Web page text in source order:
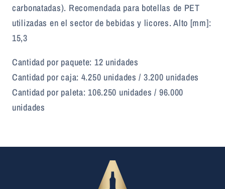
carbonatadas). Recomendada para botellas de PET
utilizadas en el sector de bebidas y licores. Alto [mm]:
15,3
Cantidad por paquete: 12 unidades
Cantidad por caja: 4.250 unidades / 3.200 unidades
Cantidad por paleta: 106.250 unidades / 96.000
unidades